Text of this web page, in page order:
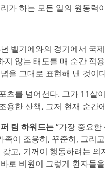
가 하는 모든 일의 원동력
벨기에와의 경기에서 국
지 않는 태도를 매 순간 적
을 그대로 표현해 낸 것이
츠를 넘어선다. 그가 11살
용한 산책, 그저 현재 순간
팀 하워드는“가장 중요
족이 조용히, 꾸준히, 그리
고, 기꺼이 행동하려는
로 비원이 그렇게 환자들